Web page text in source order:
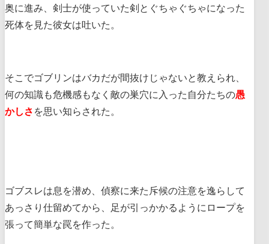
奥に進み、剣士が使っていた剣とぐちゃぐちゃになった
死体を見た彼女は吐いた。
そこでゴブリンはバカだが間抜けじゃないと教えられ、
何の知識も危機感もなく敵の巣穴に入った自分たちの愚
かしさ を思い知らされた。
ゴブスレは息を潜め、偵察に来た斥候の注意を逸らして
あっさり仕留めてから、足が引っかかるようにロープを
張って簡単な罠を作った。